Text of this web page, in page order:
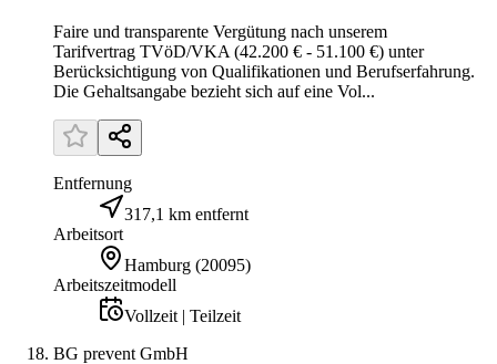
Faire und transparente Vergütung nach unserem
Tarifvertrag TVöD/VKA (42.200 € - 51.100 €) unter
Berücksichtigung von Qualifikationen und Berufs­erfahrung.
Die Gehaltsangabe bezieht sich auf eine Vol...
Entfernung
317,1 km entfernt
Arbeitsort
Hamburg (20095)
Arbeitszeitmodell
Vollzeit | Teilzeit
BG prevent GmbH